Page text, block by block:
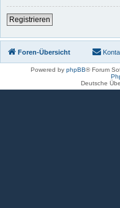
Registrieren
Foren-Übersicht
Powered by phpBB® Forum
Deutsche